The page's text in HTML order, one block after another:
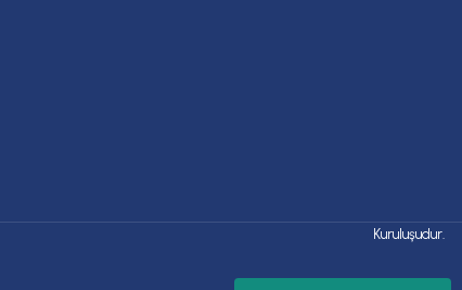
Kuruluşudur.